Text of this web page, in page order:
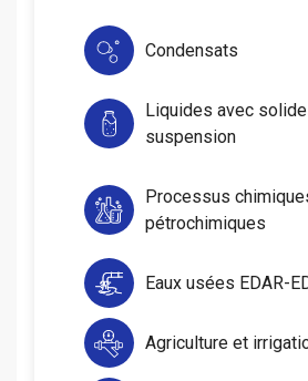
Condensats
Liquides avec
suspension
Processus
pétrochimiques
Eaux usées EDAR-
Agriculture et